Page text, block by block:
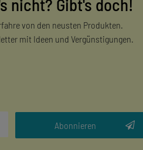
nicht? Gibt's doch!
von den neusten Produkten.
mit Ideen und Vergünstigungen.
Abonnieren